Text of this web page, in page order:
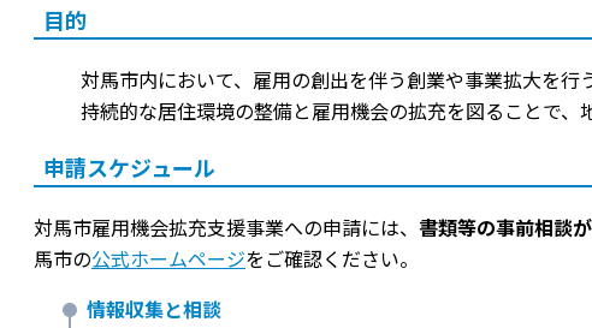
目的
対馬市内において、雇用の創出を伴う創業や事業拡大を
持続的な居住環境の整備と雇用機会の拡充を図ることで、
申請スケジュール
対馬市雇用機会拡充支援事業への申請には、 書類等の事前相談
馬市の公式ホームページをご確認ください。
情報収集と相談